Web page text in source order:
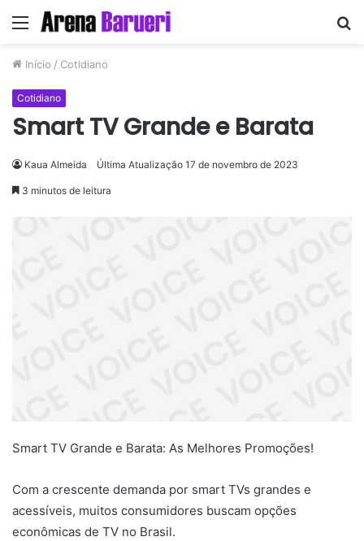
Menu
Início / Cotidiano
Cotidiano
Smart TV Grande e Barata
Kaua Almeida Última Atualização 17 de novembro de 2023
3 minutos de leitura
Smart TV Grande e Barata: As Melhores Promoções!
Com a crescente demanda por smart TVs grandes e
acessíveis, muitos consumidores buscam opções
econômicas de TV no Brasil.